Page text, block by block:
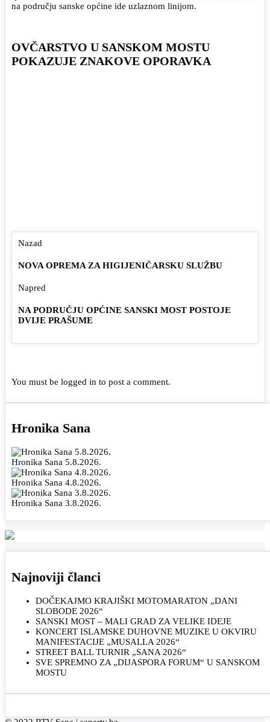
na području sanske općine ide uzlaznom linijom.
OVČARSTVO U SANSKOM MOSTU
POKAZUJE ZNAKOVE OPORAVKA
Nazad
NOVA OPREMA ZA HIGIJENIČARSKU SLUŽBU
Napred
NA PODRUČJU OPĆINE SANSKI MOST POSTOJE
DVIJE PRAŠUME
You must be logged in to post a comment.
Hronika Sana
Hronika Sana 5.8.2026.
Hronika Sana 4.8.2026.
Hronika Sana 3.8.2026.
Najnoviji članci
DOČEKAJMO KRAJIŠKI MOTOMARATON „DANI
SLOBODE 2026“
SANSKI MOST – MALI GRAD ZA VELIKE IDEJE
KONCERT ISLAMSKE DUHOVNE MUZIKE U OKVIRU
MANIFESTACIJE „MUSALLA 2026“
STREET BALL TURNIR „SANA 2026“
SVE SPREMNO ZA „DIJASPORA FORUM“ U SANSKOM
MOSTU